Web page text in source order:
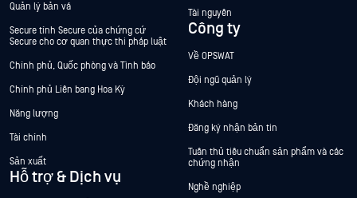
Quản lý bản vá
Secure tính Secure của chứng cứ
Secure cho cơ quan thực thi pháp luật
Chính phủ, Quốc phòng và Tình báo
Chính phủ Liên bang Hoa Kỳ
Năng lượng
Tài chính
Sản xuất
Hỗ trợ & Dịch vụ
Tài nguyên
Công ty
Về OPSWAT
Đội ngũ quản lý
Khách hàng
Đăng ký nhận bản tin
Tuân thủ tiêu chuẩn sản phẩm và các
chứng nhận
Nghề nghiệp